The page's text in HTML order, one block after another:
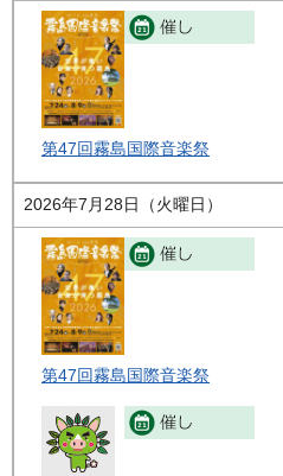
第47回霧島国際音楽祭
2026年7月28日（火曜日）
第47回霧島国際音楽祭